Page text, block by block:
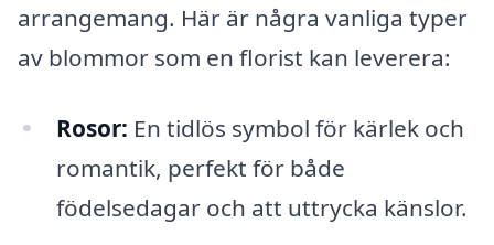
arrangemang. Här är några vanliga typer
av blommor som en florist kan leverera:
Rosor: En tidlös symbol för kärlek och
romantik, perfekt för både
födelsedagar och att uttrycka känslor.